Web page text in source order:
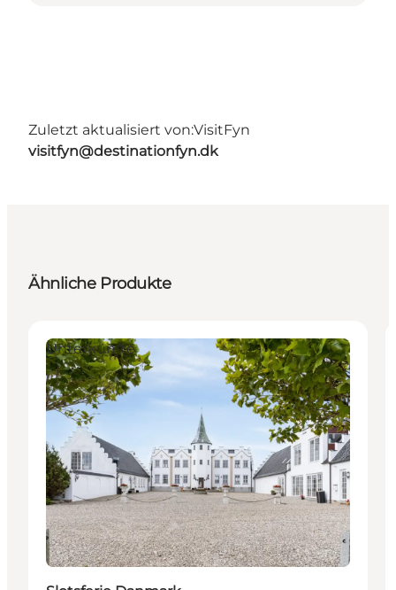
Zuletzt aktualisiert von:VisitFyn
visitfyn@destinationfyn.dk
Ähnliche Produkte
Unterkünfte